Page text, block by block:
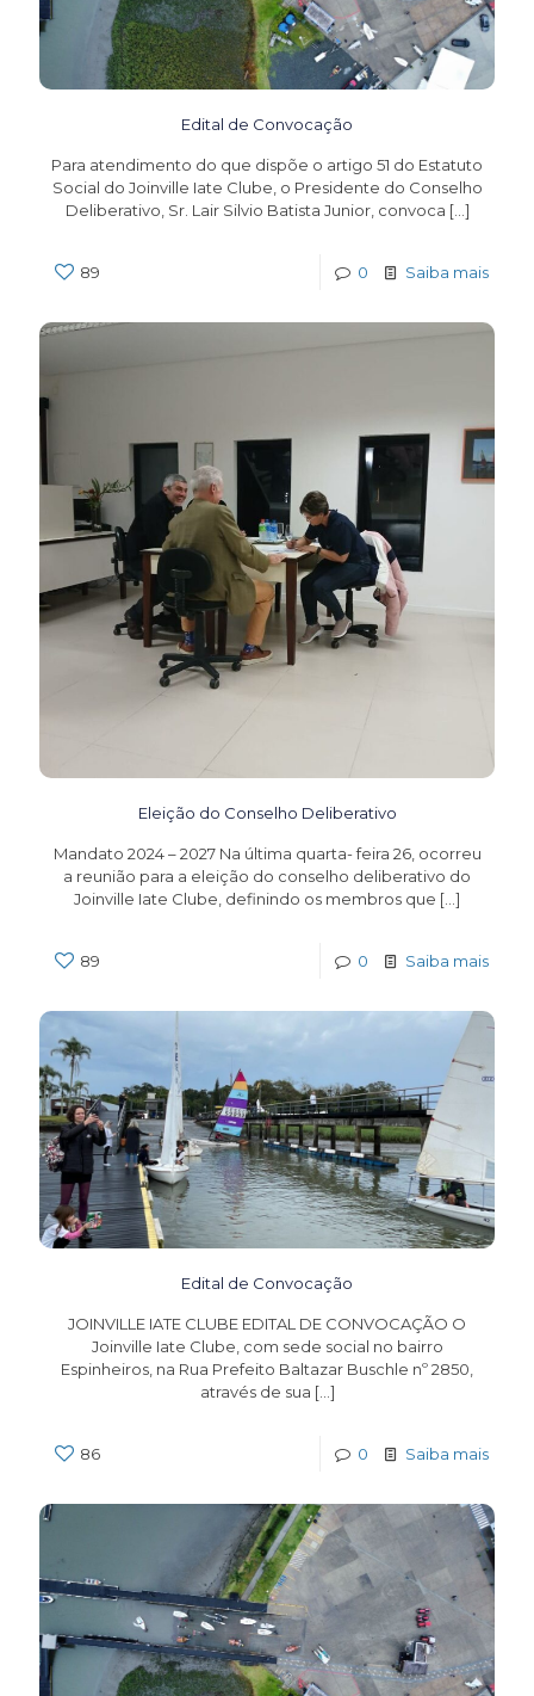
Edital de Convocação
Para atendimento do que dispõe o artigo 51 do Estatuto
Social do Joinville Iate Clube, o Presidente do Conselho
Deliberativo, Sr. Lair Silvio Batista Junior, convoca […]
89 0 Saiba mais
Eleição do Conselho Deliberativo
Mandato 2024 – 2027 Na última quarta- feira 26, ocorreu
a reunião para a eleição do conselho deliberativo do
Joinville Iate Clube, definindo os membros que […]
89 0 Saiba mais
Edital de Convocação
JOINVILLE IATE CLUBE EDITAL DE CONVOCAÇÃO O
Joinville Iate Clube, com sede social no bairro
Espinheiros, na Rua Prefeito Baltazar Buschle nº 2850,
através de sua […]
86 0 Saiba mais